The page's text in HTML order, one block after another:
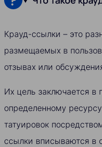
Крауд-ссылки – это
размещаемых в
отзывах или
Их цель заключается в
определенному
татуировок
ссылки вписываются в